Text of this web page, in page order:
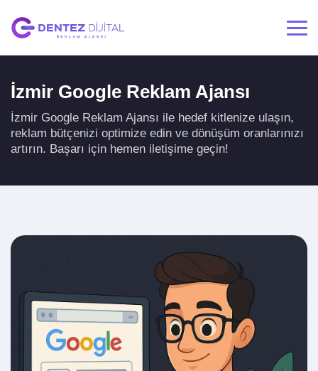
İzmir Google Reklam Ajansı
İzmir Google Reklam Ajansı ile hedef kitlenize ulaşın,
reklam bütçenizi optimize edin ve dönüşüm oranlarınızı
artırın. Başarı için hemen iletişime geçin!